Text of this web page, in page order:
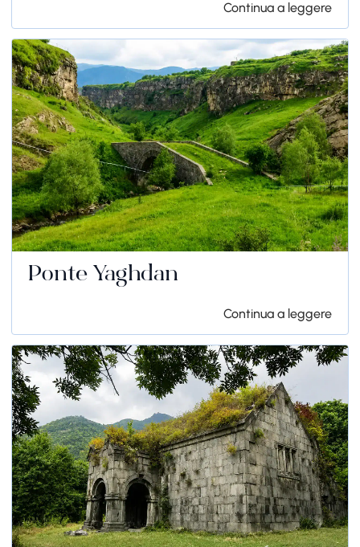
Continua a leggere
Ponte Yaghdan
Continua a leggere